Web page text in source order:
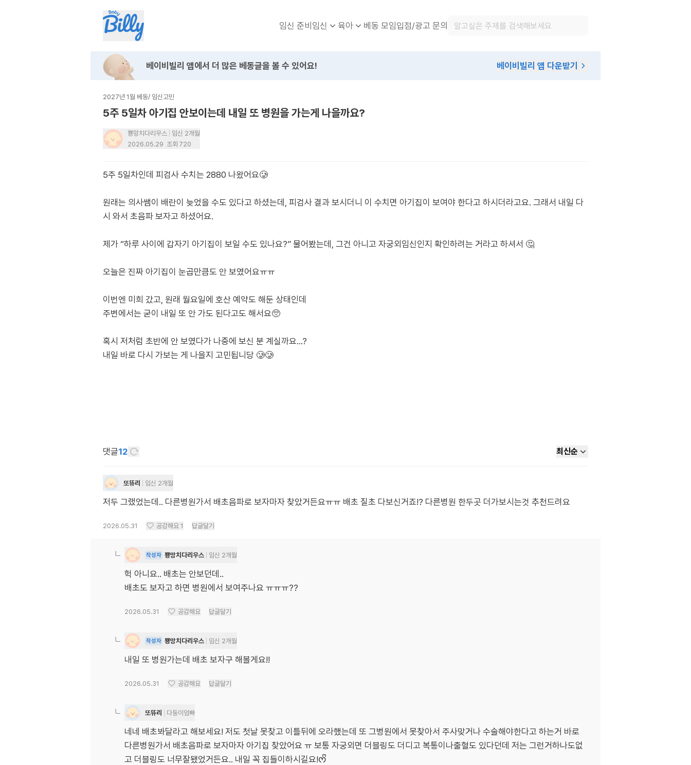
임신 준비임신 육아 베동 모임입점/광고 문의
베이비빌리 앱에서 더 많은 베동글을 볼 수 있어요! 베이비빌리 앱 다운받기
2027년 1월 베동/ 임신고민
5주 5일차 아기집 안보이는데 내일 또 병원을 가는게 나을까요?
뿅망치다리우스
임신 2개월
2026.05.29 조회 720
5주 5일차인데 피검사 수치는 2880 나왔어요🥲
원래는 의사쌤이 배란이 늦었을 수도 있다고 하셨는데, 피검사 결과 보시더니 이 수치면 아기집이 보여야 한다고 하시더라고요. 그래서 내일 다
시 와서 초음파 보자고 하셨어요.
제가 “하루 사이에 갑자기 아기집이 보일 수도 있나요?” 물어봤는데, 그건 아니고 자궁외임신인지 확인하려는 거라고 하셔서 🤔
오늘은 진짜 아기집이 눈곱만큼도 안 보였어요ㅠㅠ
이번엔 미희 갔고, 원래 월요일에 호산 예약도 해둔 상태인데
주변에서는 굳이 내일 또 안 가도 된다고도 해서요🥺
혹시 저처럼 초반에 안 보였다가 나중에 보신 분 계실까요…?
내일 바로 다시 가보는 게 나을지 고민됩니당 🥲🥲
댓글12 최신순
또뜌리 임신 2개월
저두 그랬었는데.. 다른병원가서 배초음파로 보자마자 찾았거든요ㅠㅠ 배초 질초 다보신거죠!? 다른병원 한두곳 더가보시는것 추천드려요
2026.05.31 공감해요 1 답글달기
작성자 뿅망치다리우스 임신 2개월
헉 아니요.. 배초는 안보던데..
배초도 보자고 하면 병원에서 보여주나요 ㅠㅠㅠ??
2026.05.31 공감해요 답글달기
작성자 뿅망치다리우스 임신 2개월
내일 또 병원가는데 배초 보자구 해볼게요!!
2026.05.31 공감해요 답글달기
또뜌리 다둥이엄빠
네네 배초봐달라고 해보세요! 저도 첫날 못찾고 이틀뒤에 오라했는데 또 그병원에서 못찾아서 주사맞거나 수술해야한다고 하는거 바로
다른병원가서 배초음파로 보자마자 아기집 찾았어요 ㅠ 보통 자궁외면 더블링도 더디고 복통이나출혈도 있다던데 저는 그런거하나도없
고 더블링도 너무잘됐었거든요.. 내일 꼭 집들이하시길요!ᰔᩚ